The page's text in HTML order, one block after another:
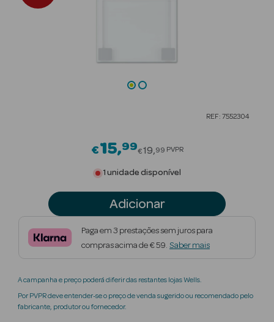
Beauty Season
Beauty Season
Nutricosmética
Perfumes
Beauty Season
REF: 7552304
€15 99Price reduced from
€19 99 PVPR
1 unidade disponível
Adicionar
Paga em 3 prestações sem juros para
compras acima de € 59. Saber mais
A campanha e preço poderá diferir das restantes lojas Wells.
Por PVPR deve entender-se o preço de venda sugerido ou recomendado pelo
fabricante, produtor ou fornecedor.